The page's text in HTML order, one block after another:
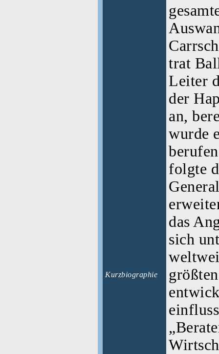
Kurzbiographie
trat
Leiter
der
an,
wurde
folgte
das
sich